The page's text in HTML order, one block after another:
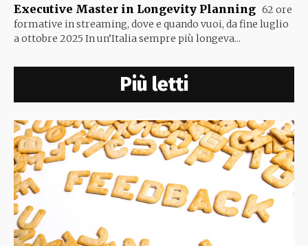
Executive Master in Longevity Planning 62 ore
formative in streaming, dove e quando vuoi, da fine luglio
a ottobre 2025 In un’Italia sempre più longeva...
Più letti